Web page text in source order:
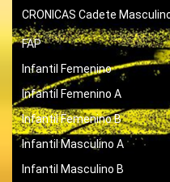
CRONICAS Cadete
FAP
Infantil Femenino
Infantil Femenino A
Infantil Femenino B
Infantil Masculino A
Infantil Masculino B